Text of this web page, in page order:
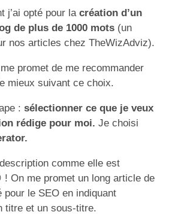
j’ai opté pour la création d’un
de plus de 1000 mots(un
nos articles chez TheWizAdviz).
me promet de me recommander
mieux suivant ce choix.
: sélectionner ce que je veux
rédige pour moi. Je choisi
comme elle est
! On me promet un long article de
pour le SEO en indiquant
titre et un sous-titre.